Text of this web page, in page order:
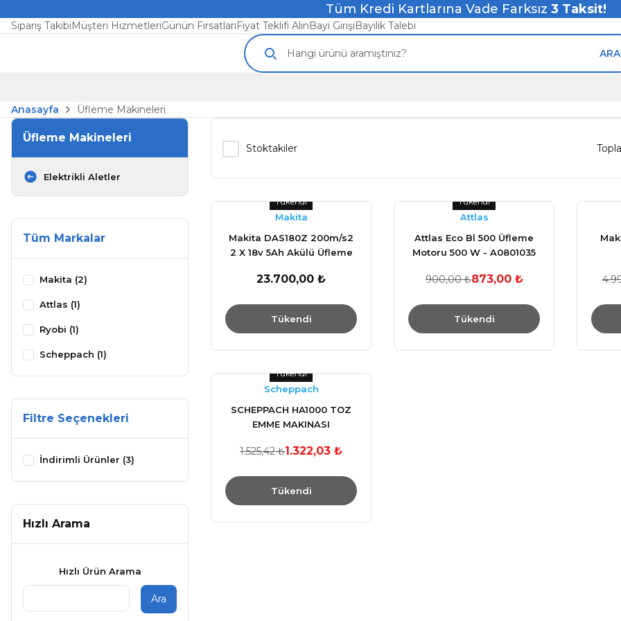
Tüm Kredi Kartlarına Vade Farksız 3 Taksit!
Sipariş TakibiMüşteri HizmetleriGünün FırsatlarıFiyat Teklifi AlınBayi GirişiBayilik Talebi
ARA
Anasayfa
Üfleme Makineleri
Üfleme Makineleri
Elektrikli Aletler
Tüm Markalar
Makita (2)
Attlas (1)
Ryobi (1)
Scheppach (1)
Filtre Seçenekleri
İndirimli Ürünler (3)
Hızlı Arama
Hızlı Ürün Arama
Ara
Stoktakiler
Tükendi
Makita
Makita DAS180Z 200m/s2
2 X 18v 5Ah Akülü Üfleme
23.700,00 ₺
Tükendi
Tükendi
Attlas
Attlas Eco Bl 500 Üfleme
Motoru 500 W - A0801035
900,00 ₺873,00 ₺
Tükendi
Tükendi
Scheppach
SCHEPPACH HA1000 TOZ
EMME MAKINASI
1.525,42 ₺1.322,03 ₺
Tükendi